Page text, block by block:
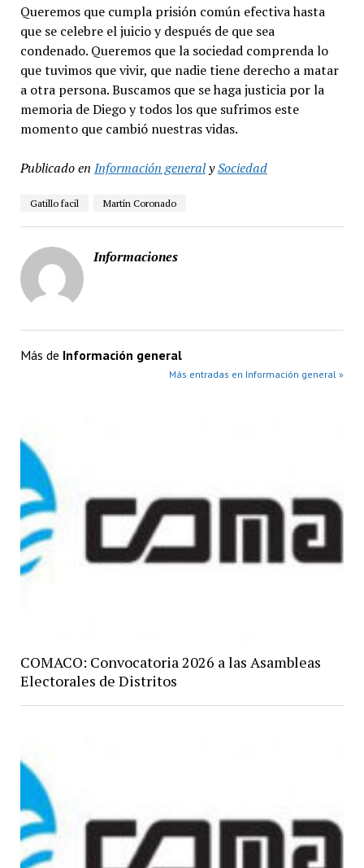
Queremos que cumpla prisión común efectiva hasta
que se celebre el juicio y después de que sea
condenado. Queremos que la sociedad comprenda lo
que tuvimos que vivir, que nadie tiene derecho a matar
a otra persona. Buscamos que se haga justicia por la
memoria de Diego y todos los que sufrimos este
momento que cambió nuestras vidas.
Publicado en Información generalySociedad
Gatillo facil Martín Coronado
Informaciones
Más de Información general
Más entradas en Información general »
COMACO: Convocatoria 2026 a las Asambleas
Electorales de Distritos